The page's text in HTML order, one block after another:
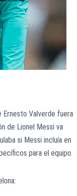
Ernesto Valverde fuera
de Lionel Messi va
si Messi incluía en
para el equipo.